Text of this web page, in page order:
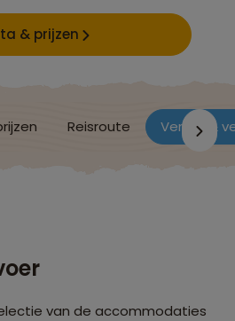
& prijzen
Reisroute Verblijf &
van de accommodaties